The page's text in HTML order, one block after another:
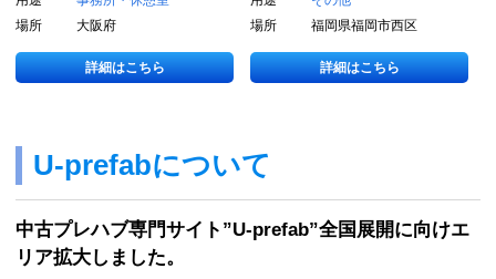
場所
大阪府
詳細はこちら
場所
福岡県福岡市西区
詳細はこちら
U-prefabについて
中古プレハブ専門サイト”U-prefab”全国展開に向けエ
リア拡大しました。